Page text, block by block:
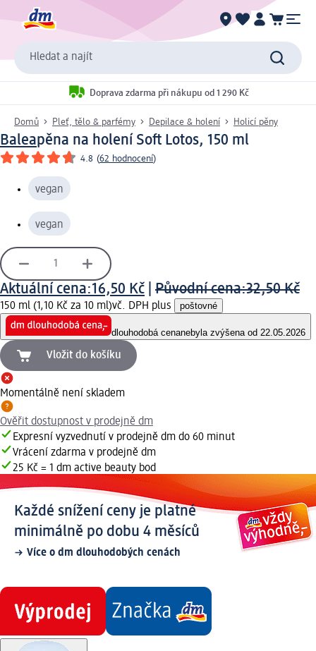
Hledat a najít
Doprava zdarma při nákupu od 1 290 Kč
Domů Pleť, tělo & parfémy Depilace & holení Holicí pěny
Baleapěna na holení Soft Lotos, 150 ml
4.8 (62 hodnocení)
vegan
vegan
Aktuální cena:16,50 Kč Původní cena:32,50 Kč
150 ml (1,10 Kč za 10 ml)vč. DPH plus poštovné
dlouhodobá cenanebyla zvýšena od 22.05.2026
Vložit do košíku
Momentálně není skladem
Ověřit dostupnost v prodejně dm
Expresní vyzvednutí v prodejně dm do 60 minut
Vrácení zdarma v prodejně dm
25 Kč = 1 dm active beauty bod
Každé snížení ceny je platné
minimálně po dobu 4 měsíců
Více o dm dlouhodobých cenách